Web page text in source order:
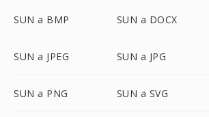
SUN a BMP SUN a DOCX
SUN a JPEG SUN a JPG
SUN a PNG SUN a SVG